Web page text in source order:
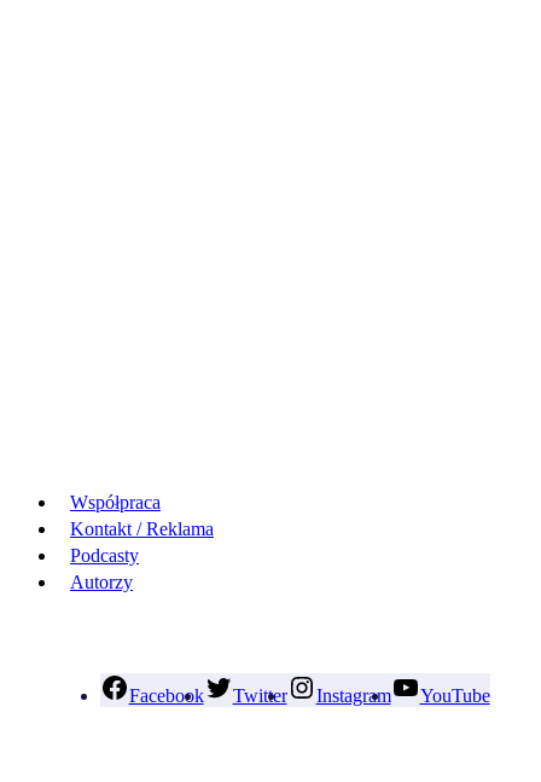
Współpraca
Kontakt / Reklama
Podcasty
Autorzy
Facebook Twitter Instagram YouTube